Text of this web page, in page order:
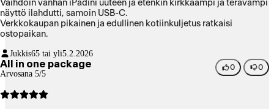
Vaihdoin vanhan iPadini uuteen ja etenkin kirkkaampi ja terävämpi
näyttö ilahdutti, samoin USB-C.
Verkkokaupan pikainen ja edullinen kotiinkuljetus ratkaisi
ostopaikan.
Jukkis65 tai yli5.2.2026
All in one package
Arvosana 5/5
0 0